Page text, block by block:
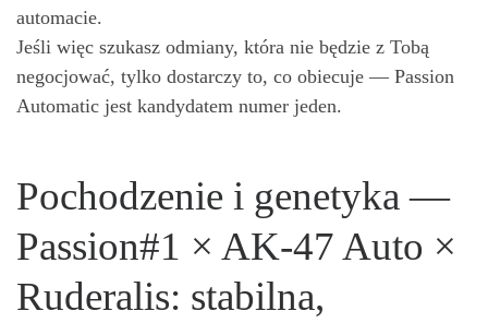
automacie.
Jeśli więc szukasz odmiany, która nie będzie z Tobą
negocjować, tylko dostarczy to, co obiecuje — Passion
Automatic jest kandydatem numer jeden.
Pochodzenie i genetyka —
Passion#1 × AK-47 Auto ×
Ruderalis: stabilna,